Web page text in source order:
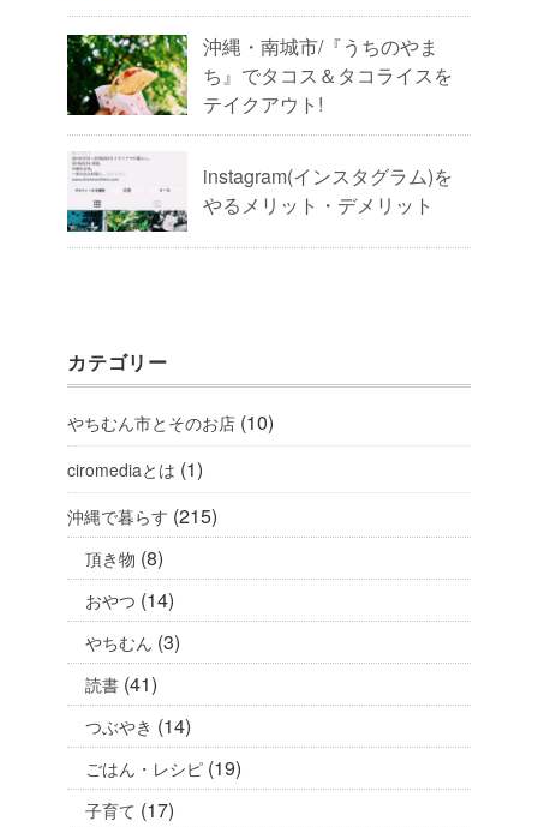
沖縄・南城市/『うちのやま
ち』でタコス＆タコライスを
テイクアウト!
instagram(インスタグラム)を
やるメリット・デメリット
カテゴリー
やちむん市とそのお店 (10)
ciromediaとは (1)
沖縄で暮らす (215)
頂き物 (8)
おやつ (14)
やちむん (3)
読書 (41)
つぶやき (14)
ごはん・レシピ (19)
子育て (17)